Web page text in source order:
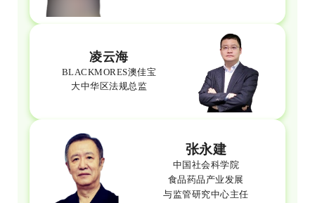
凌云海
BLACKMORES澳佳宝
大中华区法规总监
张永建
中国社会科学院
食品药品产业发展
与监管研究中心主任